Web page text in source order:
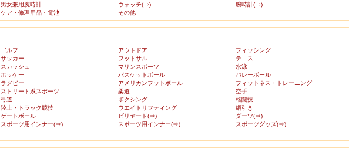
男女兼用腕時計 ウォッチ(⇒) 腕時計(⇒)
ケア・修理用品・電池 その他
ゴルフ アウトドア フィッシング
サッカー フットサル テニス
スカッシュ マリンスポーツ 水泳
ホッケー バスケットボール バレーボール
ラグビー アメリカンフットボール フィットネス・トレーニング
ストリート系スポーツ 柔道 空手
弓道 ボクシング 格闘技
陸上・トラック競技 ウエイトリフティング 綱引き
ゲートボール ビリヤード(⇒) ダーツ(⇒)
スポーツ用インナー(⇒) スポーツ用インナー(⇒) スポーツグッズ(⇒)